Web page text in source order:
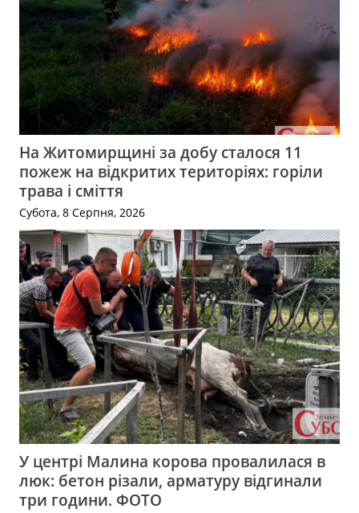
На Житомирщині за добу сталося 11
пожеж на відкритих територіях: горіли
трава і сміття
Субота, 8 Серпня, 2026
У центрі Малина корова провалилася в
люк: бетон різали, арматуру відгинали
три години. ФОТО